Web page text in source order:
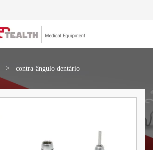
> contra-ângulo dentário